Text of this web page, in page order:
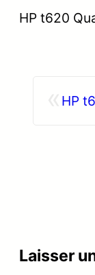
HP t620
HP
Laisser